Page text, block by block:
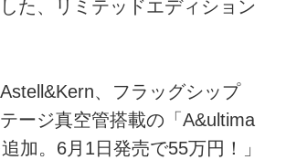
た、リミテッドエディション
、フラッグシップ
ージ真空管搭載の「A&ultima
加。6月1日発売で55万円！」